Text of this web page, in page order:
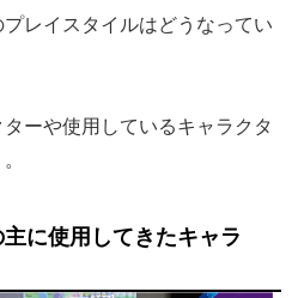
レイスタイルはどうなってい
ーや使用しているキャラクタ
に使用してきたキャラ